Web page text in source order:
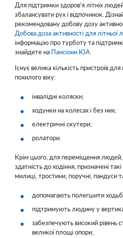
Для підтримки здоров'я літніх
збалансувати рух і відпочинок.
рекомендовану добову дозу
Добова доза активності для літньої
інформацію про турботу та
знайдете на Пансіони ЮА
Існує велика кількість пристроїв
похилого віку:
інвалідні коляски;
ходунки на колесах і без них;
електричні скутери;
ролатори.
Крім цього, для переміщення людей,
здатність до ходіння, призначені
милиці, тростини, поручні, пандуси
допомагають полегшити
підтримують людину у
забезпечують високий рівень
великої площі опори;